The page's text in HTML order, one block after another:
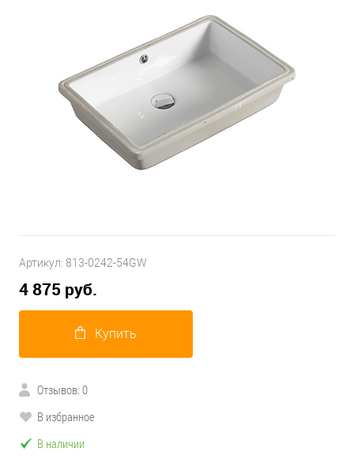
Артикул: 813-0242-54GW
4 875 руб.
Купить
Отзывов: 0
В избранное
В наличии